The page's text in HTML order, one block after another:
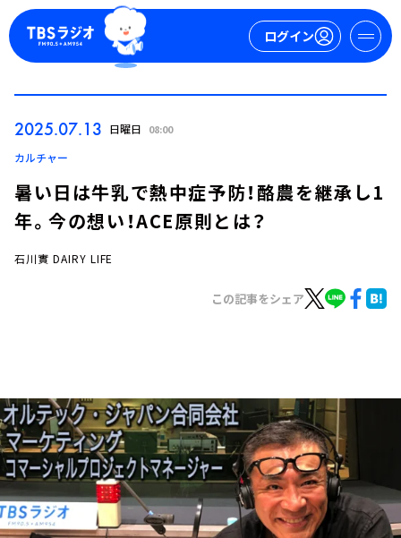
ログイン
お知らせ
イベント・グッズ
YouTube
会社情報
2025.07.13 日曜日 08:00
カルチャー
暑い日は牛乳で熱中症予防！酪農を継承し1
年。今の想い！ACE原則とは？
石川實 DAIRY LIFE
この記事をシェア